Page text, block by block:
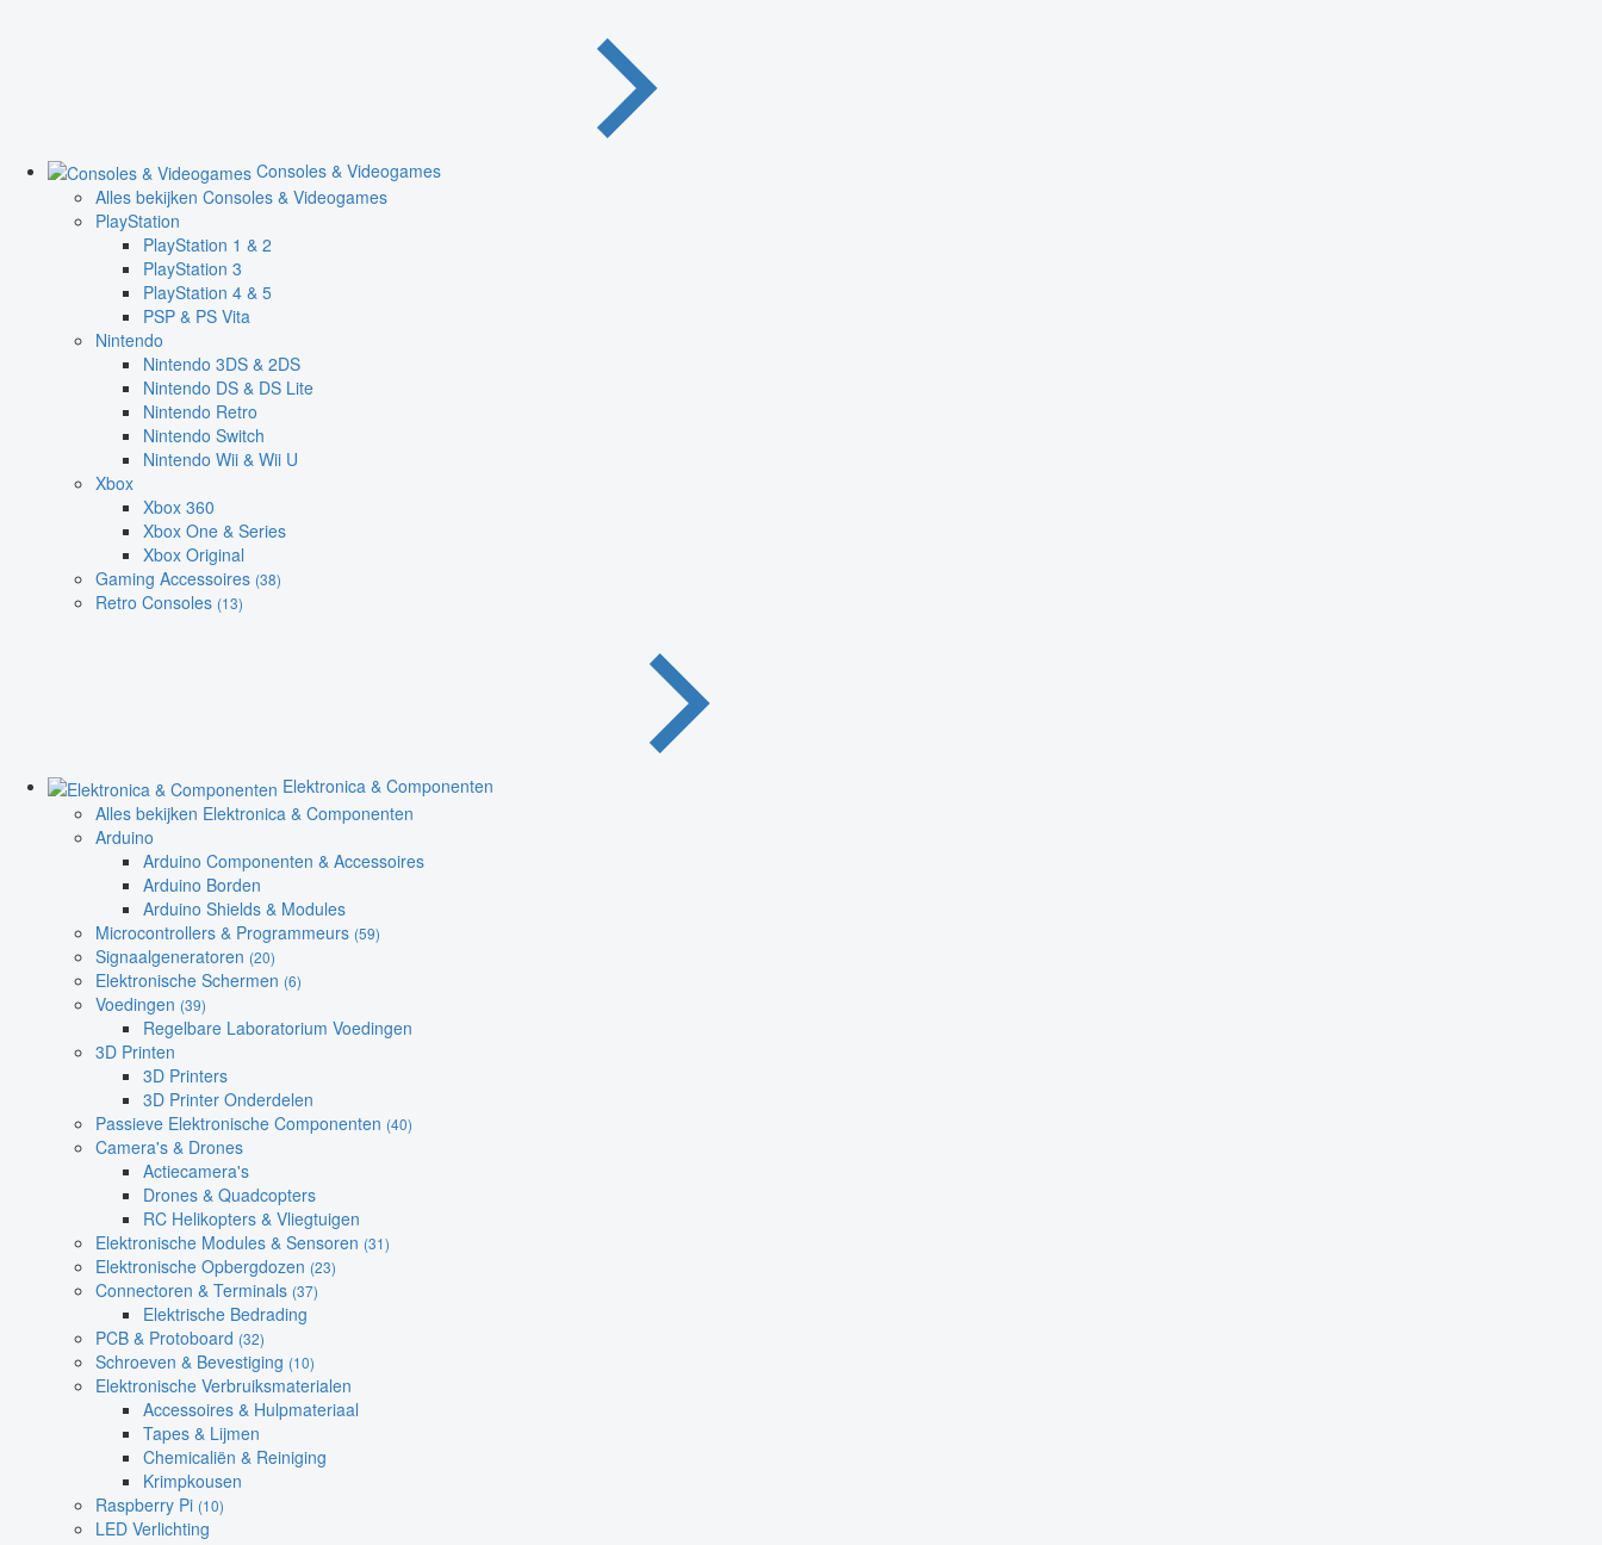
Consoles & Videogames
Alles bekijken Consoles & Videogames
PlayStation
PlayStation 1 & 2
PlayStation 3
PlayStation 4 & 5
PSP & PS Vita
Nintendo
Nintendo 3DS & 2DS
Nintendo DS & DS Lite
Nintendo Retro
Nintendo Switch
Nintendo Wii & Wii U
Xbox
Xbox 360
Xbox One & Series
Xbox Original
Gaming Accessoires (38)
Retro Consoles (13)
Elektronica & Componenten
Alles bekijken Elektronica & Componenten
Arduino
Arduino Componenten & Accessoires
Arduino Borden
Arduino Shields & Modules
Microcontrollers & Programmeurs (59)
Signaalgeneratoren (20)
Elektronische Schermen (6)
Voedingen (39)
Regelbare Laboratorium Voedingen
3D Printen
3D Printers
3D Printer Onderdelen
Passieve Elektronische Componenten (40)
Camera's & Drones
Actiecamera's
Drones & Quadcopters
RC Helikopters & Vliegtuigen
Elektronische Modules & Sensoren (31)
Elektronische Opbergdozen (23)
Connectoren & Terminals (37)
Elektrische Bedrading
PCB & Protoboard (32)
Schroeven & Bevestiging (10)
Elektronische Verbruiksmaterialen
Accessoires & Hulpmateriaal
Tapes & Lijmen
Chemicaliën & Reiniging
Krimpkousen
Raspberry Pi (10)
LED Verlichting